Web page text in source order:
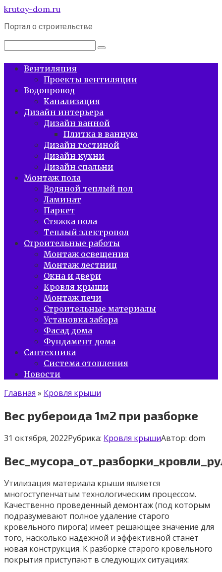
Перейти
контенту
krutoy-dom.ru
Портал о строительстве
Поиск:
Вентиляция
Проекты вентиляции
Водопровод
Канализация
Дизайн интерьера
Дизайн ванной
Плитка в ванную
Дизайн гостиной
Дизайн кухни
Дизайн спальни
Монтаж пола
Водяной теплый пол
Ламинат
Паркет
Стяжка пола
Теплый электропол
Строительные работы
Монтаж освещения
Монтаж лестниц
Окна и двери
Кровля крыши
Монтаж печи
Строительные материалы
Установка забора
Фасад дома
Фундамент дома
Сантехника
Система отопления
Новости
Главная » Кровля крыши
Вес рубероида 1м2 при разборке
31 октября, 2022Рубрика: Кровля крышиАвтор: dom
Утилизация материала крыши является
многоступенчатым технологическим процессом.
Качественно проведенный демонтаж (под которым
подразумевают полное удаление старого
кровельного пирога) имеет решающее значение для
того, насколько надежной и эффективной станет
новая конструкция. К разборке старого кровельного
покрытия приступают в следующих ситуациях: